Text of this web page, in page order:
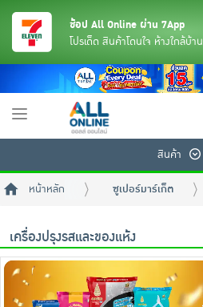
ย้อนกลับ
ย้อนกลับ
ย้อนกลับ
ย้อนกลับ
ย้อนกลับ
ย้อนกลับ
ย้อนกลับ
ย้อนกลับ
ย้อนกลับ
ย้อนกลับ
ย้อนกลับ
ช้อป All Online ผ่าน 7App
โปรเด็ด สินค้าโดนใจ ห้างใกล้บ้าน
Toggle
สินค้า
หน้าหลัก ซูเปอร์มาร์เก็ต
เครื่องปรุงรสและของแห้ง